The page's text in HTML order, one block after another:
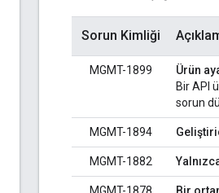
Sorun Kimliği
MGMT-1899
Ürün
Bir API
sorun
MGMT-1894
MGMT-1882